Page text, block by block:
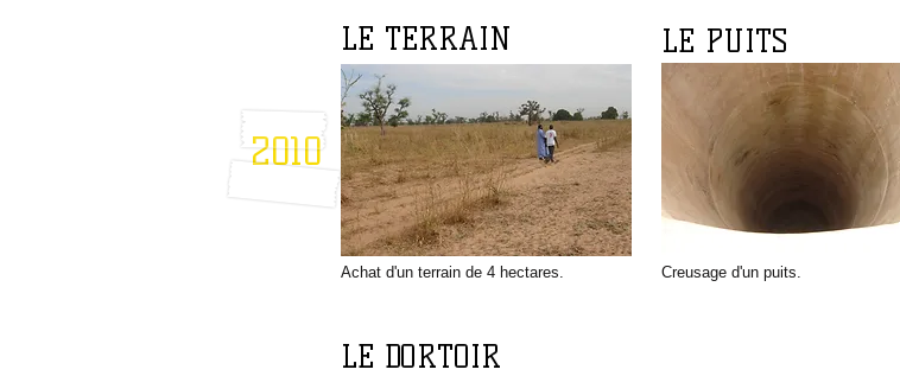
LE TERRAIN
2010
Achat d'un terrain de 4 hectares.
LE PUITS
Creusage d'un puits.
LE DORTOIR